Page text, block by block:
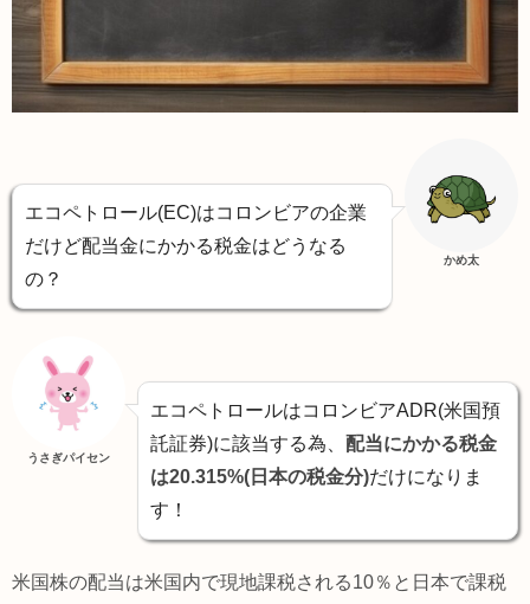
エコペトロール(EC)はコロンビアの企業
だけど配当金にかかる税金はどうなる
の？
かめ太
うさぎパイセン
エコペトロールはコロンビアADR(米国預
託証券)に該当する為、 配当にかかる税金
は20.315%(日本の税金分)だけになりま
す！
米国株の配当は米国内で現地課税される10％と日本で課税